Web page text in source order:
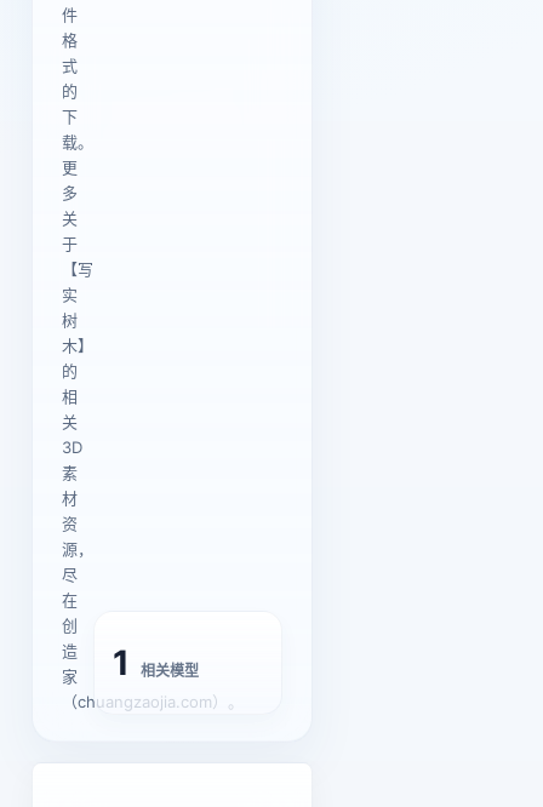
件
格
式
的
下
载。
更
多
关
于
【写
实
树
木】
的
相
关
3D
素
材
资
源，
尽
在
创
造
家
（chuangzaojia.com）。
1 相关模型